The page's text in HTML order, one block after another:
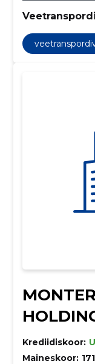
Krediidiskoor:
Maineskoor: